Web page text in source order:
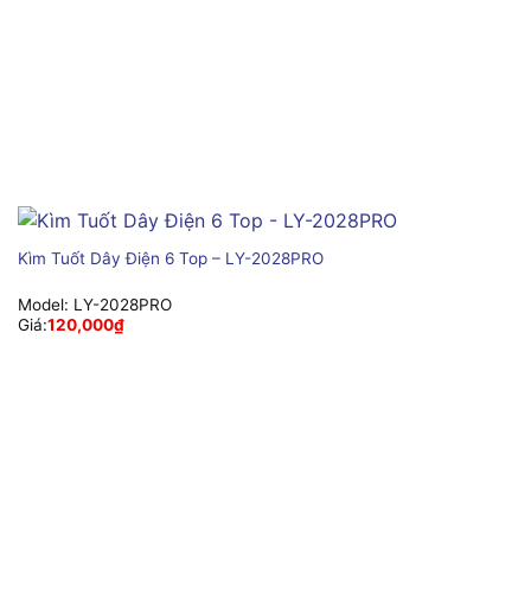
Kìm Tuốt Dây Điện 6 Top – LY-2028PRO
Model: LY-2028PRO
Giá:120,000₫